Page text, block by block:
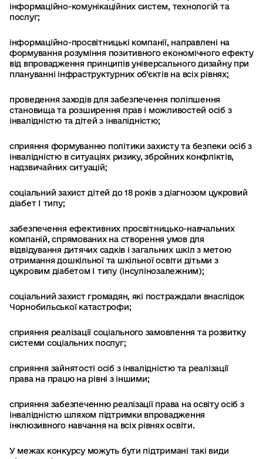
інформаційно-комунікаційних систем, технологій та
послуг;
інформаційно-просвітницькі компанії, направлені на
формування розуміння позитивного економічного ефекту
від впровадження принципів універсального дизайну при
плануванні інфраструктурних об’єктів на всіх рівнях;
проведення заходів для забезпечення поліпшення
становища та розширення прав і можливостей осіб з
інвалідністю та дітей з інвалідністю;
сприяння формуванню політики захисту та безпеки осіб з
інвалідністю в ситуаціях ризику, збройних конфліктів,
надзвичайних ситуацій;
соціальний захист дітей до 18 років з діагнозом цукровий
діабет І типу;
забезпечення ефективних просвітницько-навчальних
компаній, спрямованих на створення умов для
відвідування дитячих садків і загальних шкіл з метою
отримання дошкільної та шкільної освіти дітьми з
цукровим діабетом І типу (інсулінозалежним);
соціальний захист громадян, які постраждали внаслідок
Чорнобильської катастрофи;
сприяння реалізації соціального замовлення та розвитку
системи соціальних послуг;
сприяння зайнятості осіб з інвалідністю та реалізації
права на працю на рівні з іншими;
сприяння забезпеченню реалізації права на освіту осіб з
інвалідністю шляхом підтримки впровадження
інклюзивного навчання на всіх рівнях освіти.
У межах конкурсу можуть бути підтримані такі види